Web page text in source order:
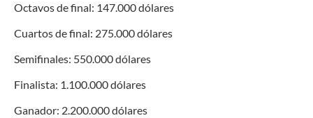
Octavos de final: 147.000 dólares
Cuartos de final: 275.000 dólares
Semifinales: 550.000 dólares
Finalista: 1.100.000 dólares
Ganador: 2.200.000 dólares